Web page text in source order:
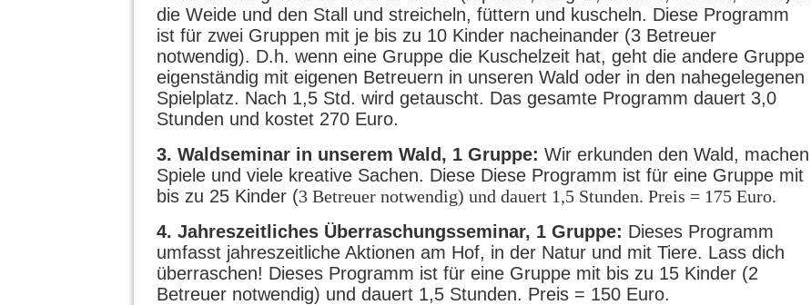
die Weide und den Stall und streicheln, füttern und kuscheln. Diese Programm
ist für zwei Gruppen mit je bis zu 10 Kinder nacheinander (3 Betreuer
notwendig). D.h. wenn eine Gruppe die Kuschelzeit hat, geht die andere Gruppe
eigenständig mit eigenen Betreuern in unseren Wald oder in den nahegelegenen
Spielplatz. Nach 1,5 Std. wird getauscht. Das gesamte Programm dauert 3,0
Stunden und kostet 270 Euro.
3. Waldseminar in unserem Wald, 1 Gruppe: Wir erkunden den Wald, machen
Spiele und viele kreative Sachen. Diese Diese Programm ist für eine Gruppe mit
bis zu 25 Kinder (3 Betreuer notwendig) und dauert 1,5 Stunden. Preis = 175 Euro.
4. Jahreszeitliches Überraschungsseminar, 1 Gruppe: Dieses Programm
umfasst jahreszeitliche Aktionen am Hof, in der Natur und mit Tiere. Lass dich
überraschen! Dieses Programm ist für eine Gruppe mit bis zu 15 Kinder (2
Betreuer notwendig) und dauert 1,5 Stunden. Preis = 150 Euro.